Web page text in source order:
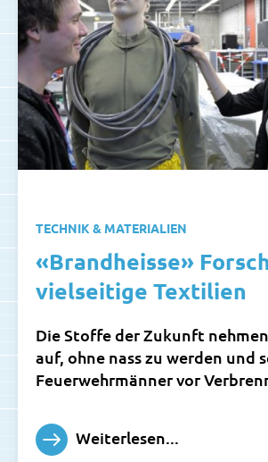
TECHNIK & MATERIALIEN
«Brandheisse»
vielseitige Textilien
Die Stoffe der Zukunft
auf, ohne nass zu werden und
Feuerwehrmänner vor
Weiterlesen...